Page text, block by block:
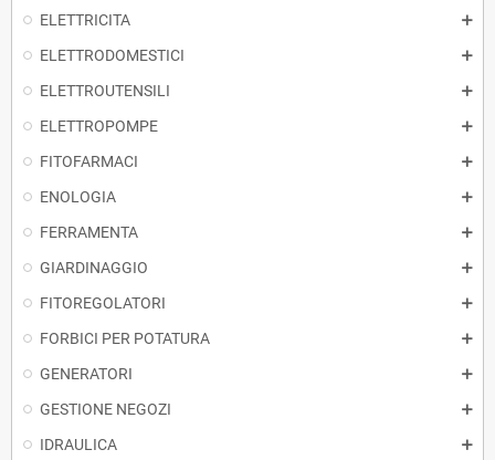
ELETTRICITA
ELETTRODOMESTICI
ELETTROUTENSILI
ELETTROPOMPE
FITOFARMACI
ENOLOGIA
FERRAMENTA
GIARDINAGGIO
FITOREGOLATORI
FORBICI PER POTATURA
GENERATORI
GESTIONE NEGOZI
IDRAULICA